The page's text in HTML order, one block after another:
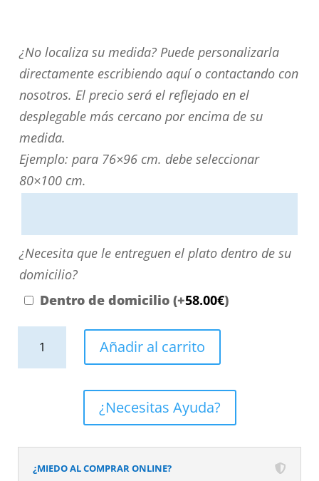
¿No
localiza
su
medida?
Puede
personalizarla
directamente
contactando
nosotros.
El
precio
será
¿No localiza su medida? Puede personalizarla
directamente escribiendo aquí o contactando con
nosotros. El precio será el reflejado en el
desplegable más cercano por encima de su
medida.
Ejemplo: para 76×96 cm. debe seleccionar
80×100 cm.
¿Necesita
que
le
domicilio?
¿Necesita que le entreguen el plato dentro de su
domicilio?
Dentro de domicilio (+58.00€)
pizarra.
Efecto
Añadir al carrito
¿Necesitas Ayuda?
¿MIEDO AL COMPRAR ONLINE?